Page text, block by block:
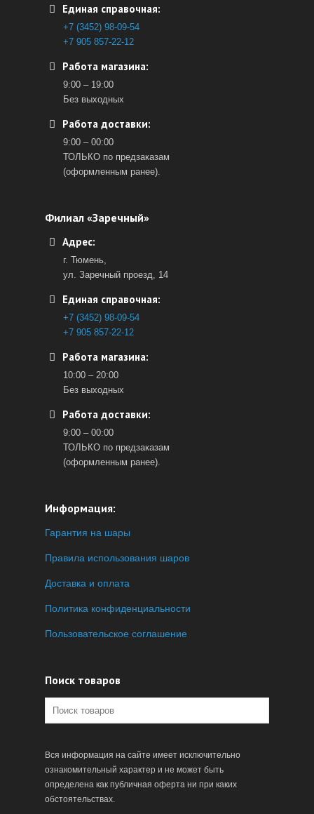
Единая справочная:
+7 (3452) 98-09-54
+7 905 857-22-12
Работа магазина:
9:00 – 19:00
Без выходных
Работа доставки:
9:00 – 00:00
ТОЛЬКО по предзаказам
(оформленным ранее).
Филиал «Заречный»
Адрес:
г. Тюмень,
ул. Заречный проезд, 14
Единая справочная:
+7 (3452) 98-09-54
+7 905 857-22-12
Работа магазина:
10:00 – 20:00
Без выходных
Работа доставки:
9:00 – 00:00
ТОЛЬКО по предзаказам
(оформленным ранее).
Информация:
Гарантия на шары
Правила использования шаров
Доставка и оплата
Политика конфиденциальности
Пользовательское соглашение
Поиск товаров
Вся информация на сайте имеет исключительно
ознакомительный характер и не может быть
определена как публичная оферта ни при каких
обстоятельствах.